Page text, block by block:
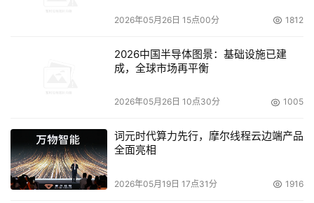
这意味着以后任何建议都会被怀疑。于是这个部门需要在未
来每一个项目上都做更多工作以评估自己的建议。
虚拟化提供的关键功能就是环境的灵活性。这个功能配
合上工作负载的彼此隔离功能，就可以实现把多个工作负载
2026年05月26日 15点00分 1812
2026中国半导体图景：基础设施已建
成，全球市场再平衡
2026年05月26日 10点30分 1005
词元时代算力先行，摩尔线程云边端产品
全面亮相
2026年05月19日 17点31分 1916